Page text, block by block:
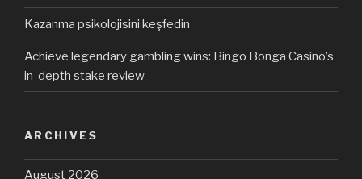
Kazanma psikolojisini keşfedin
Achieve legendary gambling wins: Bingo Bonga Casino’s
in-depth stake review
ARCHIVES
August 2026